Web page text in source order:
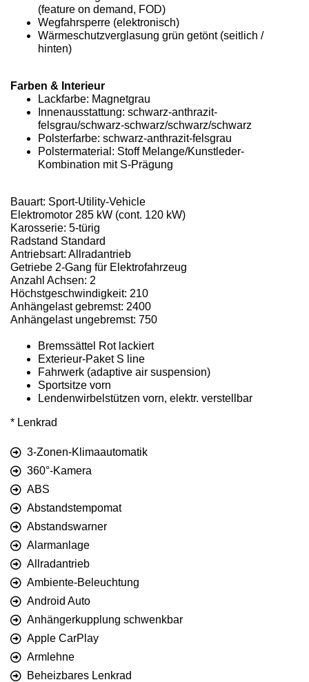
(feature on demand, FOD)
Wegfahrsperre (elektronisch)
Wärmeschutzverglasung grün getönt (seitlich /
hinten)
Farben & Interieur
Lackfarbe: Magnetgrau
Innenausstattung: schwarz-anthrazit-
felsgrau/schwarz-schwarz/schwarz/schwarz
Polsterfarbe: schwarz-anthrazit-felsgrau
Polstermaterial: Stoff Melange/Kunstleder-
Kombination mit S-Prägung
Bauart: Sport-Utility-Vehicle
Elektromotor 285 kW (cont. 120 kW)
Karosserie: 5-türig
Radstand Standard
Antriebsart: Allradantrieb
Getriebe 2-Gang für Elektrofahrzeug
Anzahl Achsen: 2
Höchstgeschwindigkeit: 210
Anhängelast gebremst: 2400
Anhängelast ungebremst: 750
Bremssättel Rot lackiert
Exterieur-Paket S line
Fahrwerk (adaptive air suspension)
Sportsitze vorn
Lendenwirbelstützen vorn, elektr. verstellbar
* Lenkrad
3-Zonen-Klimaautomatik
360°-Kamera
ABS
Abstandstempomat
Abstandswarner
Alarmanlage
Allradantrieb
Ambiente-Beleuchtung
Android Auto
Anhängerkupplung schwenkbar
Apple CarPlay
Armlehne
Beheizbares Lenkrad